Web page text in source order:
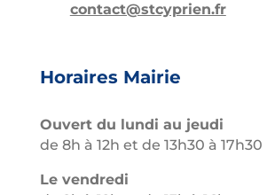
contact@stcyprien.fr
Horaires Mairie
Ouvert du lundi au jeudi
de 8h à 12h et de 13h30 à 17h30
Le vendredi